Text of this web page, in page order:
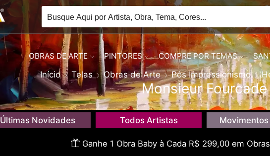
OBRAS DE ARTE PINTORES COMPRE POR TEMAS
Início Telas Obras de Arte Pós Impressionismo
Monsieur Fourcade
Últimas Novidades Todos Artistas
Ganhe 1 Obra Baby à Cada R$ 299,00 em